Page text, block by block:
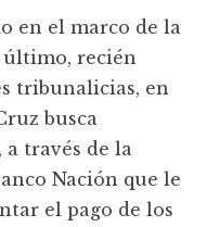
en el marco de la
recién
tribunalicias, en
busca
través de la
Nación que le
el pago de los